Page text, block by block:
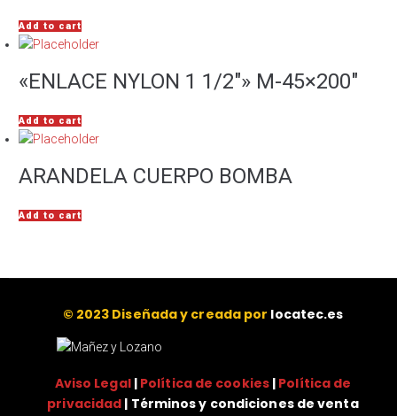
Add to cart
«ENLACE NYLON 1 1/2″» M-45×200″
Add to cart
ARANDELA CUERPO BOMBA
Add to cart
© 2023 Diseñada y creada por locatec.es
Aviso Legal| Política de cookies| Política de
privacidad | Términos y condiciones de venta